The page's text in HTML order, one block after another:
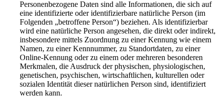
Personenbezogene Daten sind alle Informationen, die sich auf
eine identifizierte oder identifizierbare natürliche Person (im
Folgenden „betroffene Person“) beziehen. Als identifizierbar
wird eine natürliche Person angesehen, die direkt oder indirekt,
insbesondere mittels Zuordnung zu einer Kennung wie einem
Namen, zu einer Kennnummer, zu Standortdaten, zu einer
Online-Kennung oder zu einem oder mehreren besonderen
Merkmalen, die Ausdruck der physischen, physiologischen,
genetischen, psychischen, wirtschaftlichen, kulturellen oder
sozialen Identität dieser natürlichen Person sind, identifiziert
werden kann.